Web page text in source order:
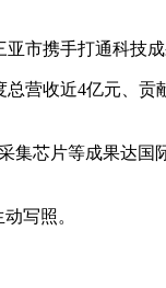
市携手打通科技成
营收近4亿元、
集芯片等成果达
写照。